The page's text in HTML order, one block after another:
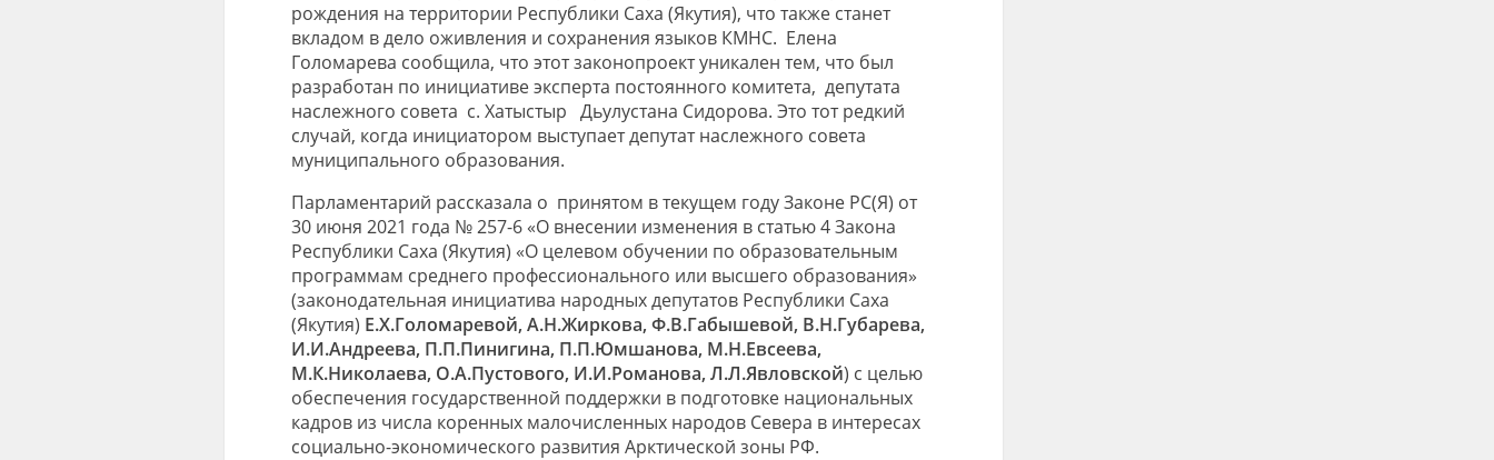
рождения на территории Республики Саха (Якутия), что также станет
вкладом в дело оживления и сохранения языков КМНС. Елена
Голомарева сообщила, что этот законопроект уникален тем, что был
разработан по инициативе эксперта постоянного комитета, депутата
наслежного совета с. Хатыстыр Дьулустана Сидорова. Это тот редкий
случай, когда инициатором выступает депутат наслежного совета
муниципального образования.
Парламентарий рассказала о принятом в текущем году Законе РС(Я) от
30 июня 2021 года № 257-6 «О внесении изменения в статью 4 Закона
Республики Саха (Якутия) «О целевом обучении по образовательным
программам среднего профессионального или высшего образования»
(законодательная инициатива народных депутатов Республики Саха
(Якутия) Е.Х.Голомаревой, А.Н.Жиркова, Ф.В.Габышевой, В.Н.Губарева,
И.И.Андреева, П.П.Пинигина, П.П.Юмшанова, М.Н.Евсеева,
М.К.Николаева, О.А.Пустового, И.И.Романова, Л.Л.Явловской) с целью
обеспечения государственной поддержки в подготовке национальных
кадров из числа коренных малочисленных народов Севера в интересах
социально-экономического развития Арктической зоны РФ.